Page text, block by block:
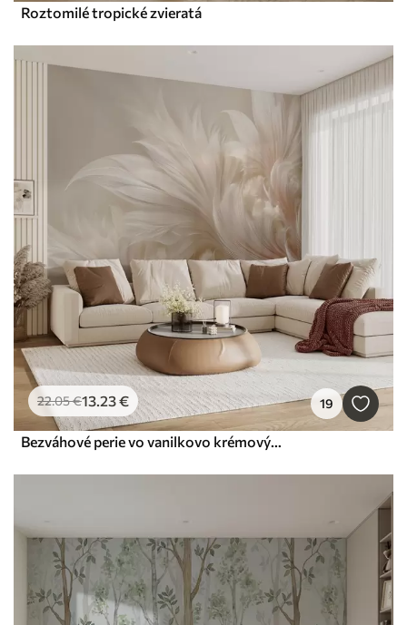
Roztomilé tropické zvieratá
22.05€13.23€ 19
Bezváhové perie vo vanilkovo krémových odtieňoch